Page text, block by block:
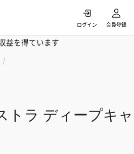
ログイン 会員登録
益を得ています
/
トラ ディープキ